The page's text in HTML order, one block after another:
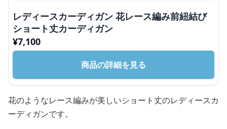
レディースカーディガン 花レース編み前紐結び
ショート丈カーディガン
¥7,100
商品の詳細を見る
花のようなレース編みが美しいショート丈のレディースカ
ーディガンです。